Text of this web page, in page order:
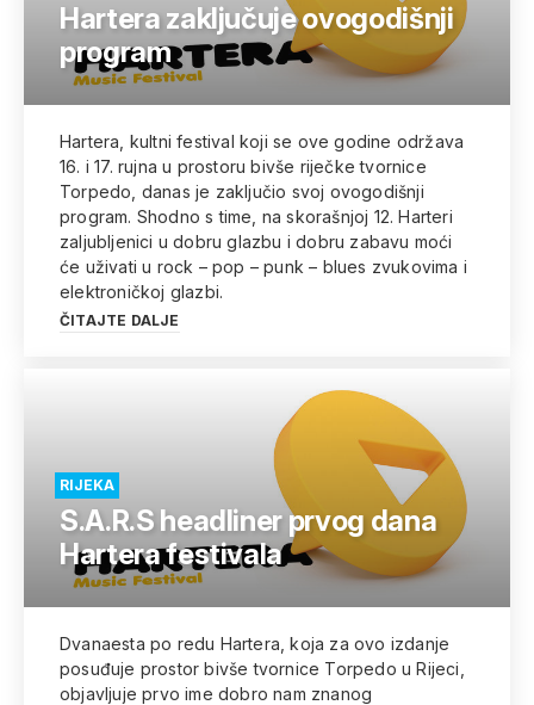
Hartera zaključuje ovogodišnji
program
Hartera, kultni festival koji se ove godine održava
16. i 17. rujna u prostoru bivše riječke tvornice
Torpedo, danas je zaključio svoj ovogodišnji
program. Shodno s time, na skorašnjoj 12. Harteri
zaljubljenici u dobru glazbu i dobru zabavu moći
će uživati u rock – pop – punk – blues zvukovima i
elektroničkoj glazbi.
ČITAJTE DALJE
RIJEKA
S.A.R.S headliner prvog dana
Hartera festivala
Dvanaesta po redu Hartera, koja za ovo izdanje
posuđuje prostor bivše tvornice Torpedo u Rijeci,
objavljuje prvo ime dobro nam znanog